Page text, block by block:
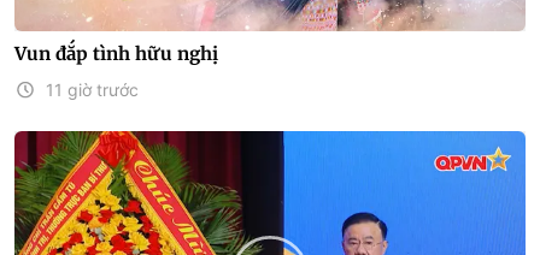
Vun đắp tình hữu nghị
11 giờ trước